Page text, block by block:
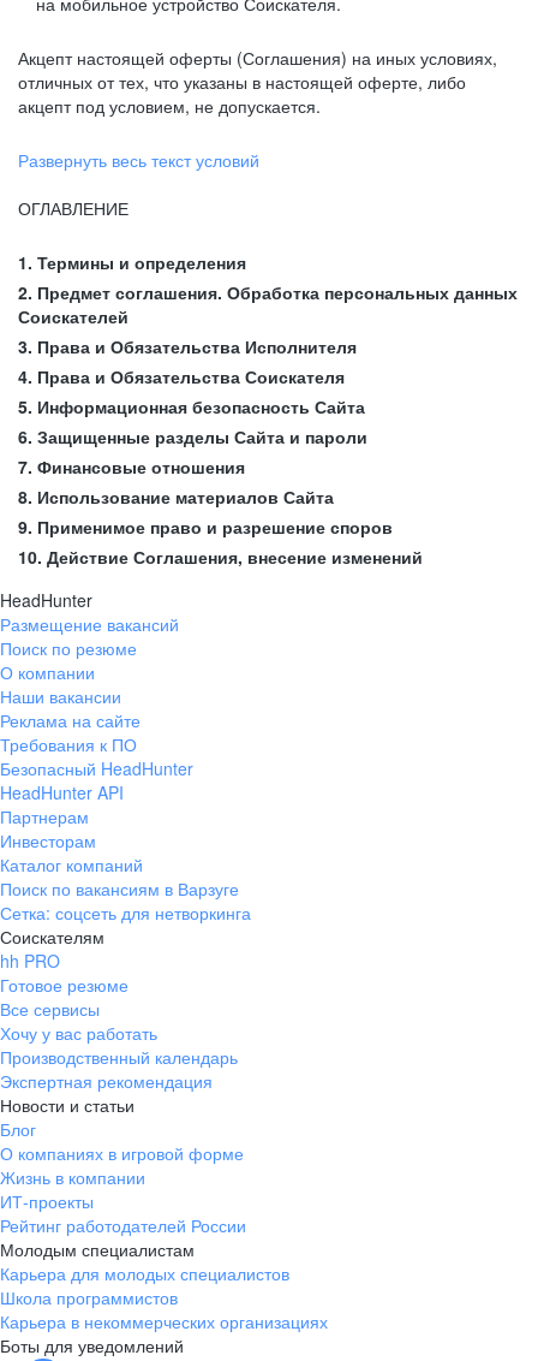
Акцепт настоящей оферты (Соглашения) на иных условиях,
отличных от тех, что указаны в настоящей оферте, либо
акцепт под условием, не допускается.
Развернуть весь текст условий
ОГЛАВЛЕНИЕ
1. Термины и определения
2. Предмет соглашения. Обработка персональных данных
Соискателей
3. Права и Обязательства Исполнителя
4. Права и Обязательства Соискателя
5. Информационная безопасность Сайта
6. Защищенные разделы Сайта и пароли
7. Финансовые отношения
8. Использование материалов Сайта
9. Применимое право и разрешение споров
10. Действие Соглашения, внесение изменений
HeadHunter
Размещение вакансий
Поиск по резюме
О компании
Наши вакансии
Реклама на сайте
Требования к ПО
Безопасный HeadHunter
HeadHunter API
Партнерам
Инвесторам
Каталог компаний
Поиск по вакансиям в Варзуге
Сетка: соцсеть для нетворкинга
Соискателям
hh PRO
Готовое резюме
Все сервисы
Хочу у вас работать
Производственный календарь
Экспертная рекомендация
Новости и статьи
Блог
О компаниях в игровой форме
Жизнь в компании
ИТ-проекты
Рейтинг работодателей России
Молодым специалистам
Карьера для молодых специалистов
Школа программистов
Карьера в некоммерческих организациях
Боты для уведомлений